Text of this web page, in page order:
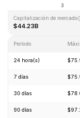
Capitalización de mercado
$44.23B
Período
24 hora(s)
7 días
30 días
90 días